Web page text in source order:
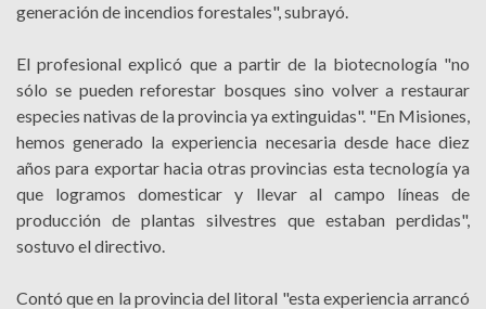
generación de incendios forestales", subrayó.
El profesional explicó que a partir de la biotecnología "no
sólo se pueden reforestar bosques sino volver a restaurar
especies nativas de la provincia ya extinguidas". "En Misiones,
hemos generado la experiencia necesaria desde hace diez
años para exportar hacia otras provincias esta tecnología ya
que logramos domesticar y llevar al campo líneas de
producción de plantas silvestres que estaban perdidas",
sostuvo el directivo.
Contó que en la provincia del litoral "esta experiencia arrancó